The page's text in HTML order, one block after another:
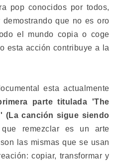
pop conocidos por todos,
que no es oro
el mundo copia o coge
esta acción contribuye a la
esta actualmente
parte titulada 'The
(La canción sigue siendo
remezclar es un arte
las mismas que se usan
copiar, transformar y